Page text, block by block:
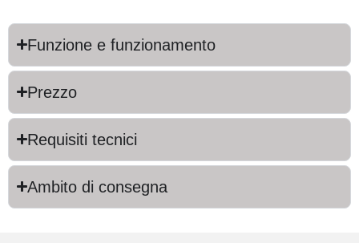
Funzione e funzionamento
Prezzo
Requisiti tecnici
Ambito di consegna